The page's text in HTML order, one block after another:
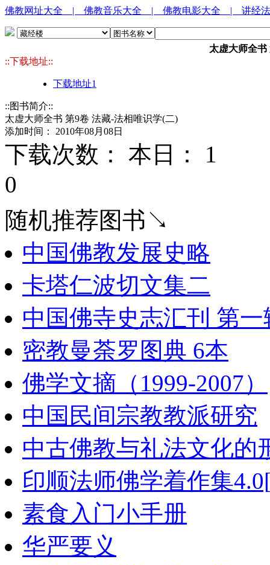
佛教网址大全 | 佛教音乐大全 | 佛教电影大全 | 讲经
太虚大师全书
::下载地址::
下载地址1
::图书简介::
太虚大师全书 第9卷 法藏-法相唯识学(二)
添加时间： 2010年08月08日
下载次数： 本日： 1
0
随机推荐图书↘
中国佛教发展史略
卡塔仁波切文集二
中国佛寺史志汇刊 第
密教曼荼罗图典 6本
佛学文摘（1999-2007）
中国民间宗教教派研究
中古佛教与礼法文化的
印顺法师佛学着作集
素食入门小手册
华严要义